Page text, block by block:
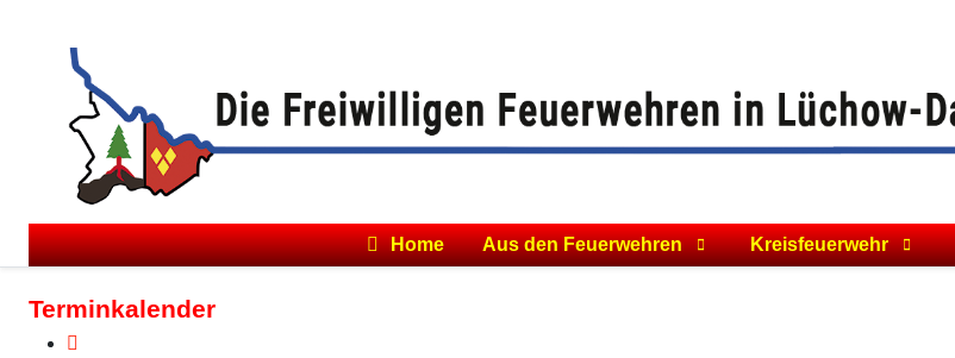
Home Aus den Feuerwehren Kreisfeuerwehr
Terminkalender